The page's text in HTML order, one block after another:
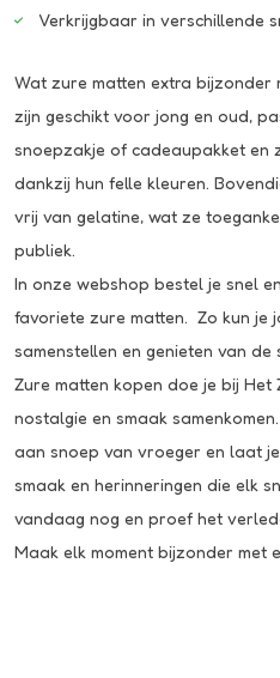
Verkrijgbaar in verschillende
Wat zure matten extra bijzonder
zijn geschikt voor jong en oud,
snoepzakje of cadeaupakket en
dankzij hun felle kleuren.
vrij van gelatine, wat ze
publiek.
In onze webshop bestel je snel
favoriete zure matten. Zo kun je
samenstellen en genieten van de
Zure matten kopen doe je bij Het
nostalgie en smaak
aan snoep van vroeger en laat
smaak en herinneringen die elk
vandaag nog en proef het
Maak elk moment bijzonder met